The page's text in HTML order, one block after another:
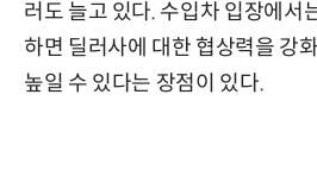
러도 늘고 있다. 수입차 입장에서
하면 딜러사에 대한 협상력을 강
높일 수 있다는 장점이 있다.